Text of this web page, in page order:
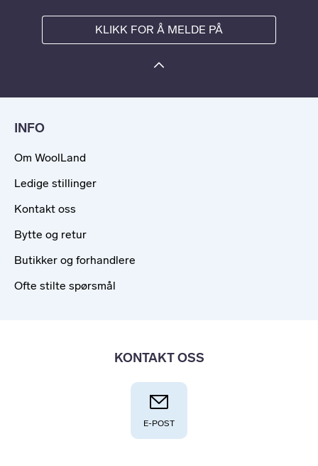
KLIKK FOR Å MELDE PÅ
INFO
Om WoolLand
Ledige stillinger
Kontakt oss
Bytte og retur
Butikker og forhandlere
Ofte stilte spørsmål
KONTAKT OSS
E-POST